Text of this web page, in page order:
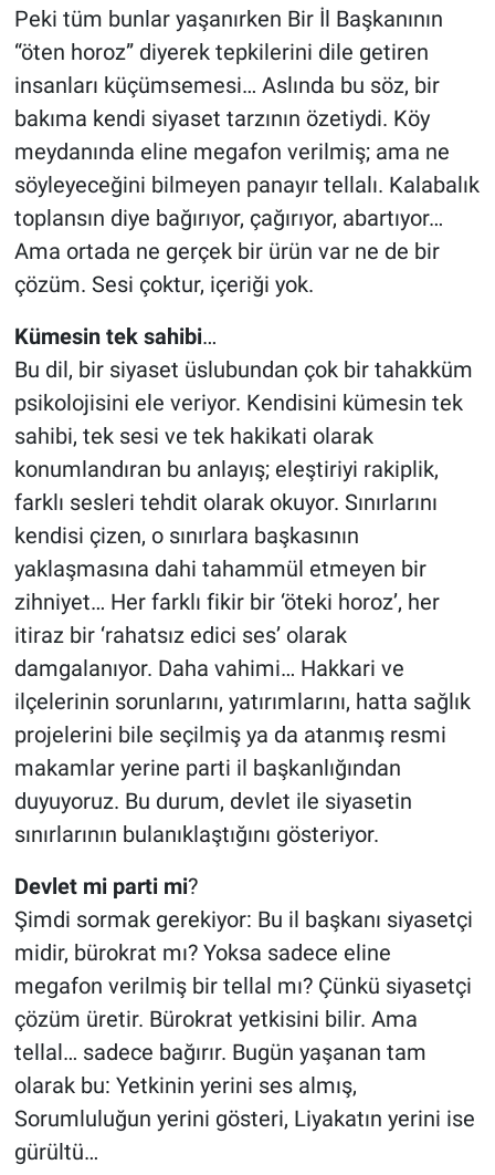
Peki tüm bunlar yaşanırken Bir İl Başkanının
“öten horoz” diyerek tepkilerini dile getiren
insanları küçümsemesi… Aslında bu söz, bir
bakıma kendi siyaset tarzının özetiydi. Köy
meydanında eline megafon verilmiş; ama ne
söyleyeceğini bilmeyen panayır tellalı. Kalabalık
toplansın diye bağırıyor, çağırıyor, abartıyor…
Ama ortada ne gerçek bir ürün var ne de bir
çözüm. Sesi çoktur, içeriği yok.
Kümesin tek sahibi…
Bu dil, bir siyaset üslubundan çok bir tahakküm
psikolojisini ele veriyor. Kendisini kümesin tek
sahibi, tek sesi ve tek hakikati olarak
konumlandıran bu anlayış; eleştiriyi rakiplik,
farklı sesleri tehdit olarak okuyor. Sınırlarını
kendisi çizen, o sınırlara başkasının
yaklaşmasına dahi tahammül etmeyen bir
zihniyet… Her farklı fikir bir ‘öteki horoz’, her
itiraz bir ‘rahatsız edici ses’ olarak
damgalanıyor. Daha vahimi… Hakkari ve
ilçelerinin sorunlarını, yatırımlarını, hatta sağlık
projelerini bile seçilmiş ya da atanmış resmi
makamlar yerine parti il başkanlığından
duyuyoruz. Bu durum, devlet ile siyasetin
sınırlarının bulanıklaştığını gösteriyor.
Devlet mi parti mi?
Şimdi sormak gerekiyor: Bu il başkanı siyasetçi
midir, bürokrat mı? Yoksa sadece eline
megafon verilmiş bir tellal mı? Çünkü siyasetçi
çözüm üretir. Bürokrat yetkisini bilir. Ama
tellal… sadece bağırır. Bugün yaşanan tam
olarak bu: Yetkinin yerini ses almış,
Sorumluluğun yerini gösteri, Liyakatın yerini ise
gürültü…